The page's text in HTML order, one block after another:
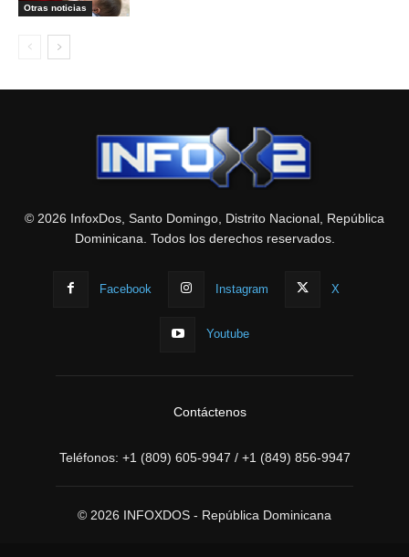
Otras noticias
© 2026 InfoxDos, Santo Domingo, Distrito Nacional, República
Dominicana. Todos los derechos reservados.
Facebook Instagram X
Youtube
Contáctenos
Teléfonos: +1 (809) 605-9947 / +1 (849) 856-9947
© 2026 INFOXDOS - República Dominicana